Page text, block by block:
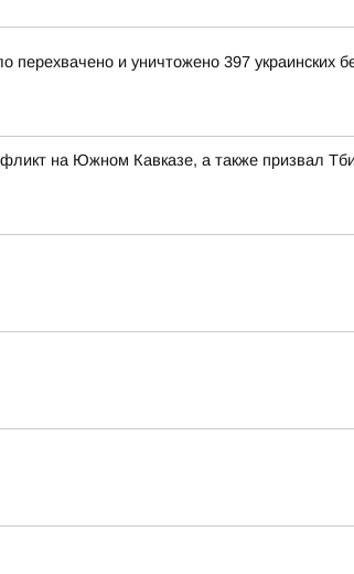
и уничтожено 397 украинских
на Южном Кавказе, а также призвал